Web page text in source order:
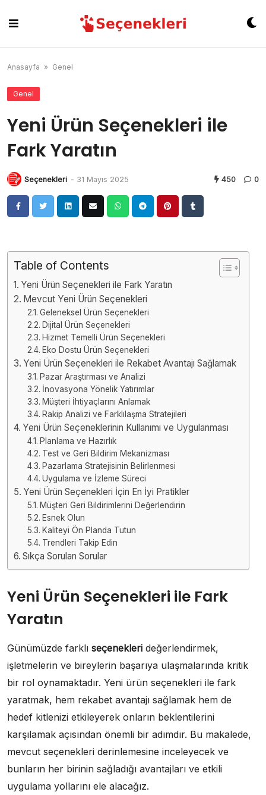
content
Anasayfa » Genel
Genel
Yeni Ürün Seçenekleri ile
Fark Yaratın
Seçenekleri - 31 Mayıs 2025 450 0
Table of Contents
Yeni Ürün Seçenekleri ile Fark Yaratın
Mevcut Yeni Ürün Seçenekleri
Geleneksel Ürün Seçenekleri
Dijital Ürün Seçenekleri
Hizmet Temelli Ürün Seçenekleri
Eko Dostu Ürün Seçenekleri
Yeni Ürün Seçenekleri ile Rekabet Avantajı Sağlamak
Pazar Araştırması ve Analizi
İnovasyona Yönelik Yatırımlar
Müşteri İhtiyaçlarını Anlamak
Rakip Analizi ve Farklılaşma Stratejileri
Yeni Ürün Seçeneklerinin Kullanımı ve Uygulanması
Planlama ve Hazırlık
Test ve Geri Bildirim Mekanizması
Pazarlama Stratejisinin Belirlenmesi
Uygulama ve İzleme Süreci
Yeni Ürün Seçenekleri İçin En İyi Pratikler
Müşteri Geri Bildirimlerini Değerlendirin
Esnek Olun
Kaliteyi Ön Planda Tutun
Trendleri Takip Edin
Sıkça Sorulan Sorular
Yeni Ürün Seçenekleri ile Fark
Yaratın
Günümüzde farklı seçenekleri değerlendirmek,
işletmelerin ve bireylerin başarıya ulaşmalarında kritik
bir rol oynamaktadır. Yeni ürün seçenekleri ile fark
yaratmak, hem rekabet avantajı sağlamak hem de
hedef kitlenizi etkileyerek onların beklentilerini
karşılamak açısından önemli bir adımdır. Bu makalede,
mevcut seçenekleri derinlemesine inceleyecek ve
bunların her birinin sağladığı avantajları ve etkili
uygulama yollarını ele alacağız.